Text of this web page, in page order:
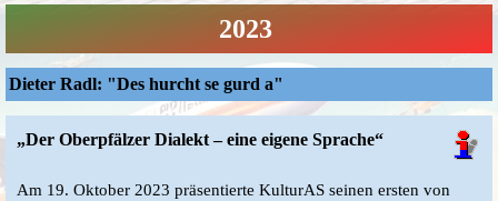
2023
Dieter Radl: "Des hurcht se gurd a"
„Der Oberpfälzer Dialekt – eine eigene Sprache“
Am 19. Oktober 2023 präsentierte KulturAS seinen ersten von